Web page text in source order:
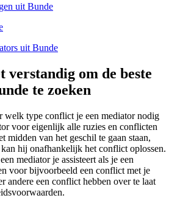
uit Bunde
uit Bunde
verstandig om de beste
te zoeken
welk type conflict je een mediator nodig
voor eigenlijk alle ruzies en conflicten
midden van het geschil te gaan staan,
hij onafhankelijk het conflict oplossen.
mediator je assisteert als je een
voor bijvoorbeeld een conflict met je
andere een conflict hebben over te laat